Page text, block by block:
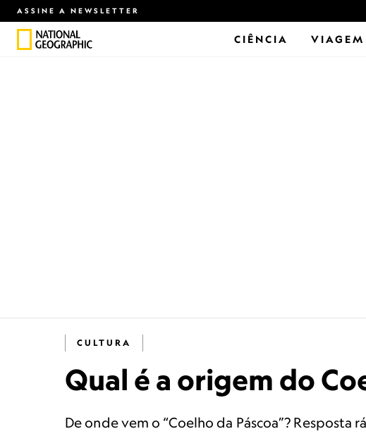
ASSINE A NEWSLETTER
CIÊNCIA VIAGEM
CULTURA
Qual é a origem do
De onde vem o “Coelho da Páscoa”? Resposta